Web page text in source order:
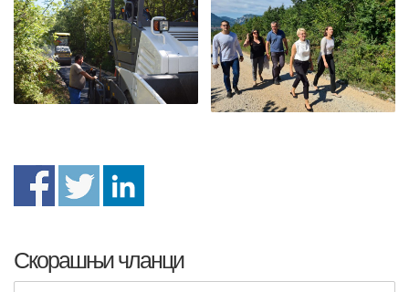
Скорашњи чланци